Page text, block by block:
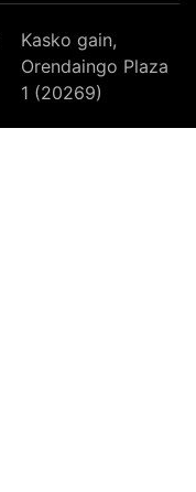
Kasko gain,
Orendaingo Plaza
1 (20269)